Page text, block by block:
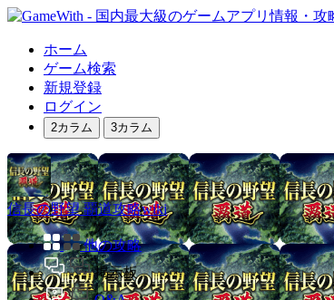
ホーム
ゲーム検索
新規登録
ログイン
2カラム 3カラム
信長の野望 覇道攻略wiki
他の攻略
掲示板